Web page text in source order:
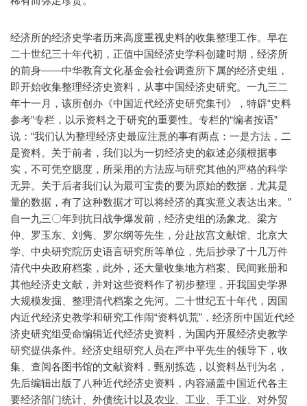
经济所的经济史学者历来高度重视史料的收集整理工作。早在
二十世纪三十年代初，正值中国经济史学科创建时期，经济所
的前身——中华教育文化基金会社会调查所下属的经济史组，
即开始收集整理经济史资料，从事中国经济史研究。一九三二
年十一月，该所创办《中国近代经济史研究集刊》，特辟“史料
参考”专栏，以示资料之于研究的重要性。专栏的“编者按语”
说：“我们认为整理经济史最应注意的事有两点：一是方法，二
是资料。关于前者，我们以为一切经济史的叙述必须根据事
实，不可凭空臆度，所采用的方法应与研究其他的严格的科学
无异。关于后者我们认为最可宝贵的要为原始的数据，尤其是
量的数据，有了这种数据才可以将经济的真实意义表达出来。”
自一九三〇年到抗日战争爆发前，经济史组的汤象龙、梁方
仲、罗玉东、刘隽、罗尔纲等先生，分赴故宫文献馆、北京大
学、中央研究院历史语言研究所等单位，先后抄录了十几万件
清代中央政府档案，此外，还大量收集地方档案、民间账册和
其他经济史文献，并对这些资料作了初步整理，开我国史学界
大规模发掘、整理清代档案之先河。二十世纪五十年代，因国
内近代经济史教学和研究工作闹“资料饥荒”，经济所中国近代经
济史研究组受命编辑近代经济史资料，为国内开展经济史教学
研究提供条件。经济史组研究人员在严中平先生的领导下，收
集、查阅各图书馆的文献资料，甄别拣选，以资料丛刊为名，
先后编辑出版了八种近代经济史资料，内容涵盖中国近代各主
要经济部门统计、外债统计以及农业、工业、手工业、对外贸